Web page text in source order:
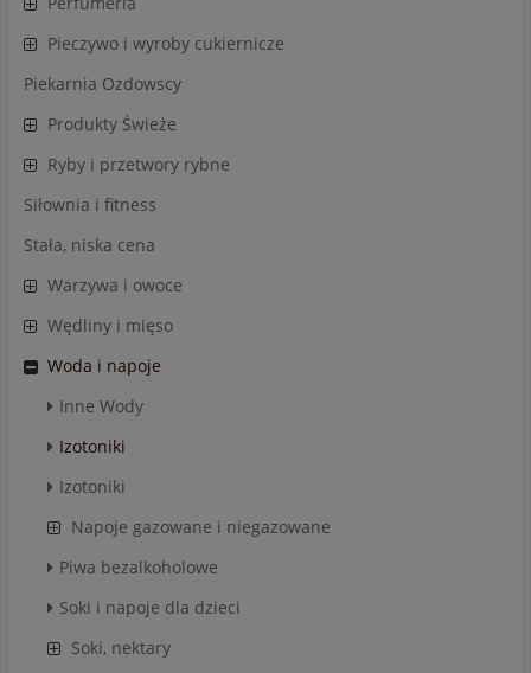
Pieczywo i wyroby cukiernicze
Piekarnia Ozdowscy
Produkty Świeże
Ryby i przetwory rybne
Siłownia i fitness
Stała, niska cena
Warzywa i owoce
Wędliny i mięso
Woda i napoje
Inne Wody
Izotoniki
Izotoniki
Napoje gazowane i niegazowane
Piwa bezalkoholowe
Soki i napoje dla dzieci
Soki, nektary